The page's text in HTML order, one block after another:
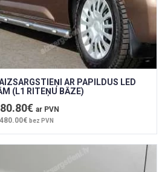
AR PAPILDUS LED
(L1 RITEŅU BĀZE)
ar PVN
480.00€ bez PVN